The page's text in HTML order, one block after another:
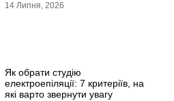
14 Липня, 2026
Як обрати студію
електроепіляції: 7 критеріїв, на
які варто звернути увагу